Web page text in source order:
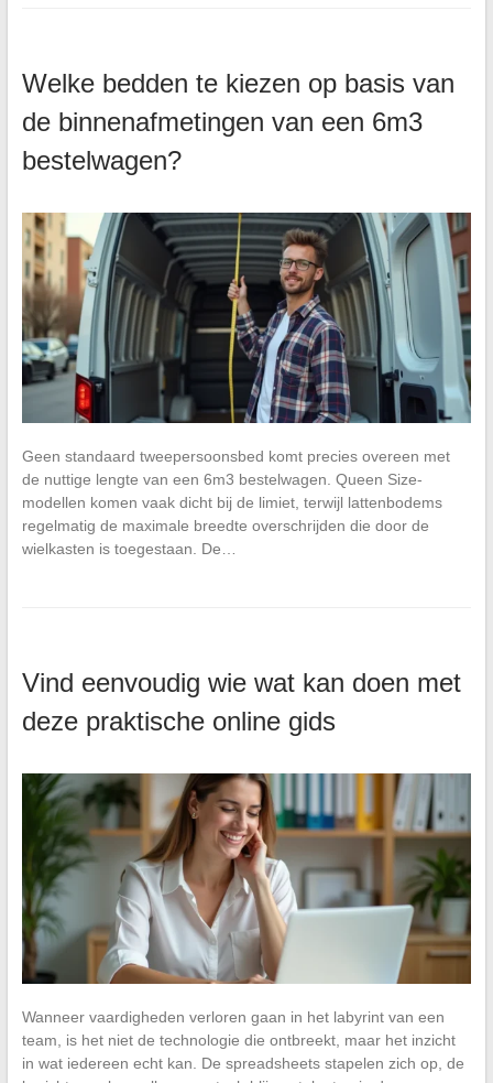
Welke bedden te kiezen op basis van
de binnenafmetingen van een 6m3
bestelwagen?
Geen standaard tweepersoonsbed komt precies overeen met
de nuttige lengte van een 6m3 bestelwagen. Queen Size-
modellen komen vaak dicht bij de limiet, terwijl lattenbodems
regelmatig de maximale breedte overschrijden die door de
wielkasten is toegestaan. De…
Vind eenvoudig wie wat kan doen met
deze praktische online gids
Wanneer vaardigheden verloren gaan in het labyrint van een
team, is het niet de technologie die ontbreekt, maar het inzicht
in wat iedereen echt kan. De spreadsheets stapelen zich op, de